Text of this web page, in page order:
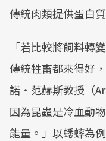
傳統肉類提供蛋白
「若比較將飼料轉
傳統牲畜都來得好
諾‧范赫斯教授（
因為昆蟲是冷血動
能量。」以蟋蟀為